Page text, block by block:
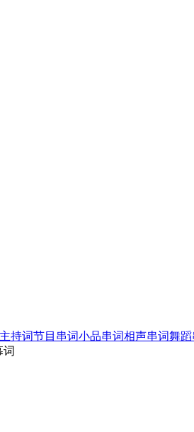
持词节目串词小品串词相声串词舞蹈
词